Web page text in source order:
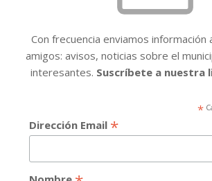
Con frecuencia enviamos información
amigos: avisos, noticias sobre el
interesantes. Suscríbete a nuestra
*
Dirección Email *